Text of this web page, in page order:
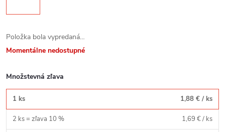
Položka bola vypredaná…
Momentálne nedostupné
Množstevná zľava
1 ks 1,88 € / ks
2 ks = zľava 10 % 1,69 €/ ks